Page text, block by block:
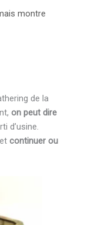
montre
de la
on peut dire
d’usine.
etcontinuer ou